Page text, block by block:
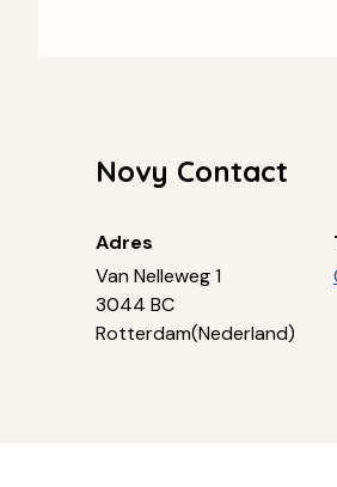
Novy Contact
Adres
Van Nelleweg 1
3044 BC
Rotterdam(Nederland)